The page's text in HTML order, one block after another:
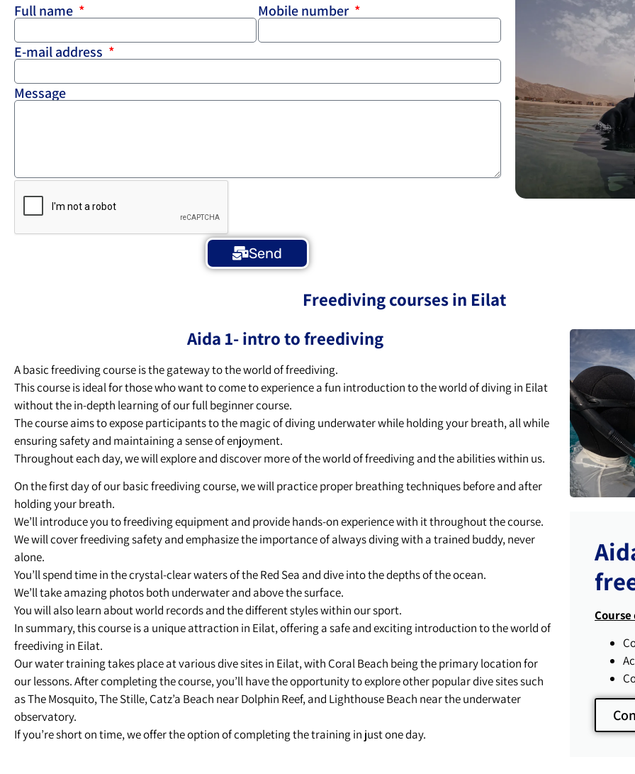
Full name
Mobile number
E-mail address
Message
Send
Freediving courses in Eilat
Aida 1- intro to freediving
A basic freediving course is the gateway to the world of freediving.
This course is ideal for those who want to come to experience a fun introduction to the world of diving in Eilat
without the in-depth learning of our full beginner course.
The course aims to expose participants to the magic of diving underwater while holding your breath, all while
ensuring safety and maintaining a sense of enjoyment.
Throughout each day, we will explore and discover more of the world of freediving and the abilities within us.
On the first day of our basic freediving course, we will practice proper breathing techniques before and after
holding your breath.
We’ll introduce you to freediving equipment and provide hands-on experience with it throughout the course.
We will cover freediving safety and emphasize the importance of always diving with a trained buddy, never
alone.
You’ll spend time in the crystal-clear waters of the Red Sea and dive into the depths of the ocean.
We’ll take amazing photos both underwater and above the surface.
You will also learn about world records and the different styles within our sport.
In summary, this course is a unique attraction in Eilat, offering a safe and exciting introduction to the world of
freediving in Eilat.
Our water training takes place at various dive sites in Eilat, with Coral Beach being the primary location for
our lessons. After completing the course, you’ll have the opportunity to explore other popular dive sites such
as The Mosquito, The Stille, Catz’a Beach near Dolphin Reef, and Lighthouse Beach near the underwater
observatory.
If you’re short on time, we offer the option of completing the training in just one day.